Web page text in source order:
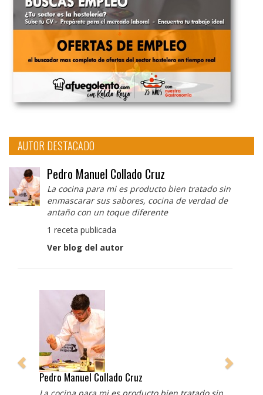
AUTOR DESTACADO
Pedro Manuel Collado Cruz
La cocina para mi es producto bien tratado sin
enmascarar sus sabores, cocina de verdad de
antaño con un toque diferente
1 receta publicada
Ver blog del autor
Pedro Manuel Collado Cruz